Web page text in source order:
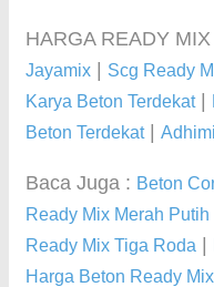
HARGA READY
Jayamix
Scg Ready
Karya Beton Terdekat|
Beton Terdekat|
Baca Juga : Beton
Ready Mix Merah Putih
Ready Mix Tiga Roda
Harga Beton Ready